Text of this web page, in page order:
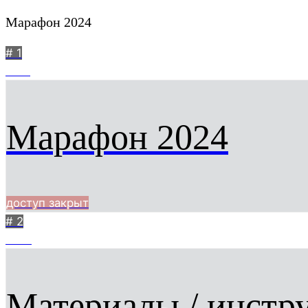
Марафон 2024
# 1
Марафон 2024
доступ закрыт
# 2